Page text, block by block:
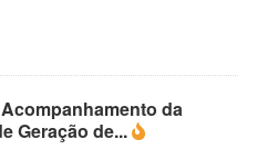
da
Geração de...